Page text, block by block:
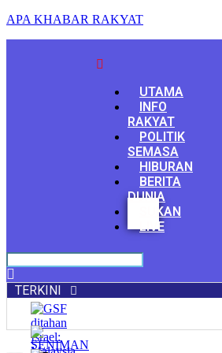
APA KHABAR RAKYAT
Menu
UTAMA
INFO
RAKYAT
POLITIK
SEMASA
HIBURAN
BERITA
DUNIA
SUKAN
LIVE
Facebook
Youtube
TERKINI